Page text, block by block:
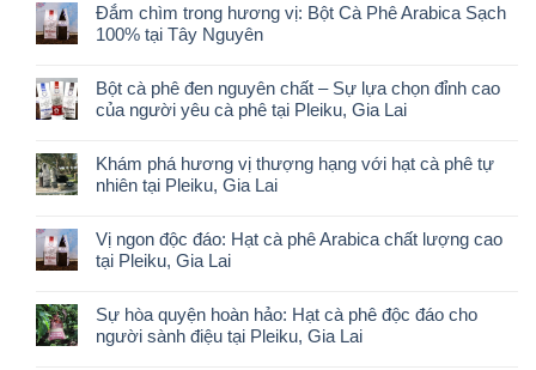
Đắm chìm trong hương vị: Bột Cà Phê Arabica Sạch
100% tại Tây Nguyên
Bột cà phê đen nguyên chất – Sự lựa chọn đỉnh cao
của người yêu cà phê tại Pleiku, Gia Lai
Khám phá hương vị thượng hạng với hạt cà phê tự
nhiên tại Pleiku, Gia Lai
Vị ngon độc đáo: Hạt cà phê Arabica chất lượng cao
tại Pleiku, Gia Lai
Sự hòa quyện hoàn hảo: Hạt cà phê độc đáo cho
người sành điệu tại Pleiku, Gia Lai